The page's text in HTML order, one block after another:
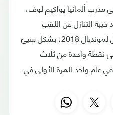
مدرب ألمانيا يواكيم لوف،
خيبة التنازل عن اللقب
العالمي بالخروج من الدور الأول لمونديال 2018، بشكل سيئ
نقطة واحدة من ثلاث
عام واحد للمرة الأولى في